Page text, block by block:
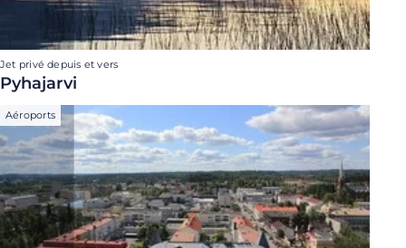
Jet privé depuis et vers
Pyhajarvi
Aéroports